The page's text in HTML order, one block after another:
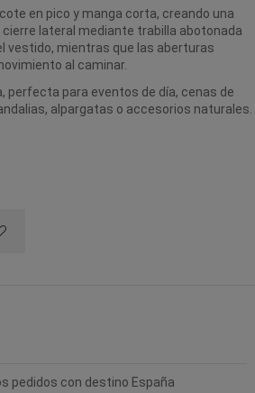
en pico y manga corta, creando una
cierre lateral mediante trabilla abotonada
vestido, mientras que las aberturas
al caminar.
perfecta para eventos de día, cenas de
alpargatas o accesorios naturales.
pedidos con destino España